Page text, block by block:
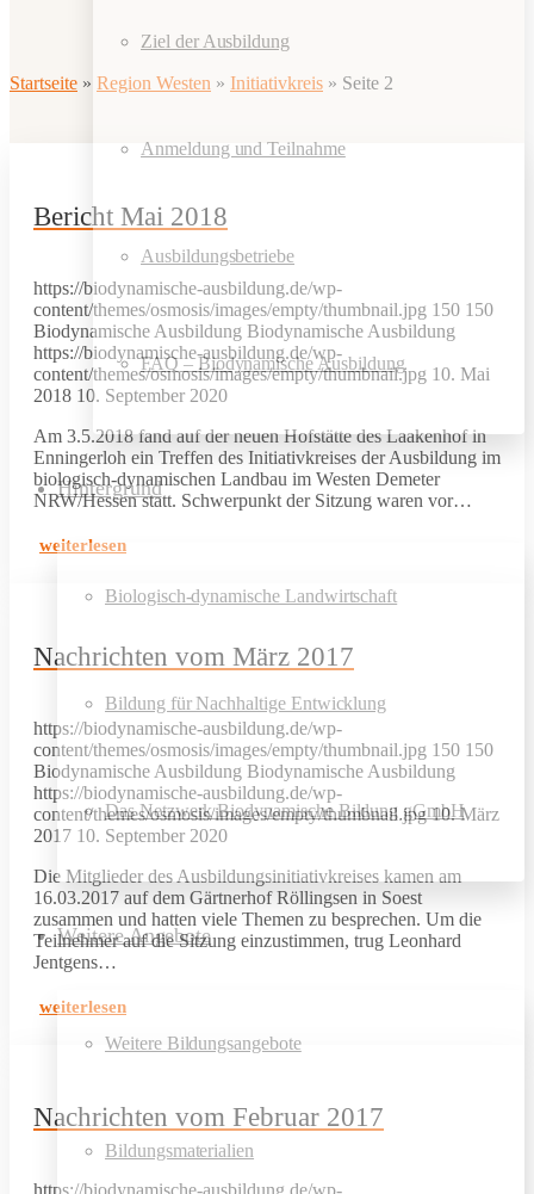
Ziel der Ausbildung
Anmeldung und Teilnahme
Ausbildungsbetriebe
FAQ – Biodynamische Ausbildung
Hintergrund
Biologisch-dynamische Landwirtschaft
Bildung für Nachhaltige Entwicklung
Das Netzwerk Biodynamische Bildung gGmbH
Weitere Angebote
Weitere Bildungsangebote
Bildungsmaterialien
Startseite » Region Westen » Initiativkreis » Seite 2
Bericht Mai 2018
https://biodynamische-ausbildung.de/wp-
content/themes/osmosis/images/empty/thumbnail.jpg 150 150
Biodynamische Ausbildung Biodynamische Ausbildung
https://biodynamische-ausbildung.de/wp-
content/themes/osmosis/images/empty/thumbnail.jpg 10. Mai
2018 10. September 2020
Am 3.5.2018 fand auf der neuen Hofstätte des Laakenhof in
Enningerloh ein Treffen des Initiativkreises der Ausbildung im
biologisch-dynamischen Landbau im Westen Demeter
NRW/Hessen statt. Schwerpunkt der Sitzung waren vor…
weiterlesen
Nachrichten vom März 2017
https://biodynamische-ausbildung.de/wp-
content/themes/osmosis/images/empty/thumbnail.jpg 150 150
Biodynamische Ausbildung Biodynamische Ausbildung
https://biodynamische-ausbildung.de/wp-
content/themes/osmosis/images/empty/thumbnail.jpg 10. März
2017 10. September 2020
Die Mitglieder des Ausbildungsinitiativkreises kamen am
16.03.2017 auf dem Gärtnerhof Röllingsen in Soest
zusammen und hatten viele Themen zu besprechen. Um die
Teilnehmer auf die Sitzung einzustimmen, trug Leonhard
Jentgens…
weiterlesen
Nachrichten vom Februar 2017
https://biodynamische-ausbildung.de/wp-